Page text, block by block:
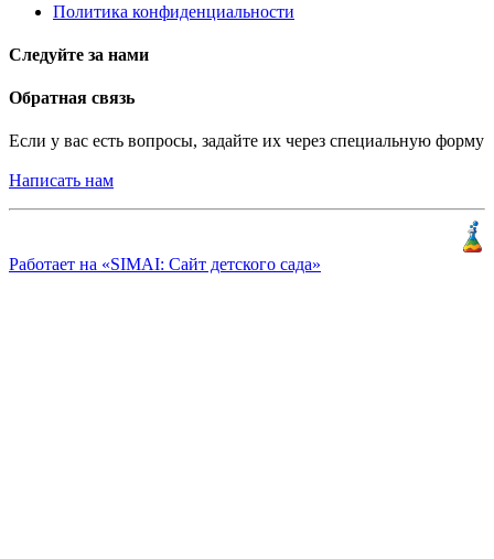
Политика конфиденциальности
Следуйте за нами
Обратная связь
Если у вас есть вопросы, задайте их через специальную форму
Написать нам
Работает на «SIMAI: Сайт детского сада»